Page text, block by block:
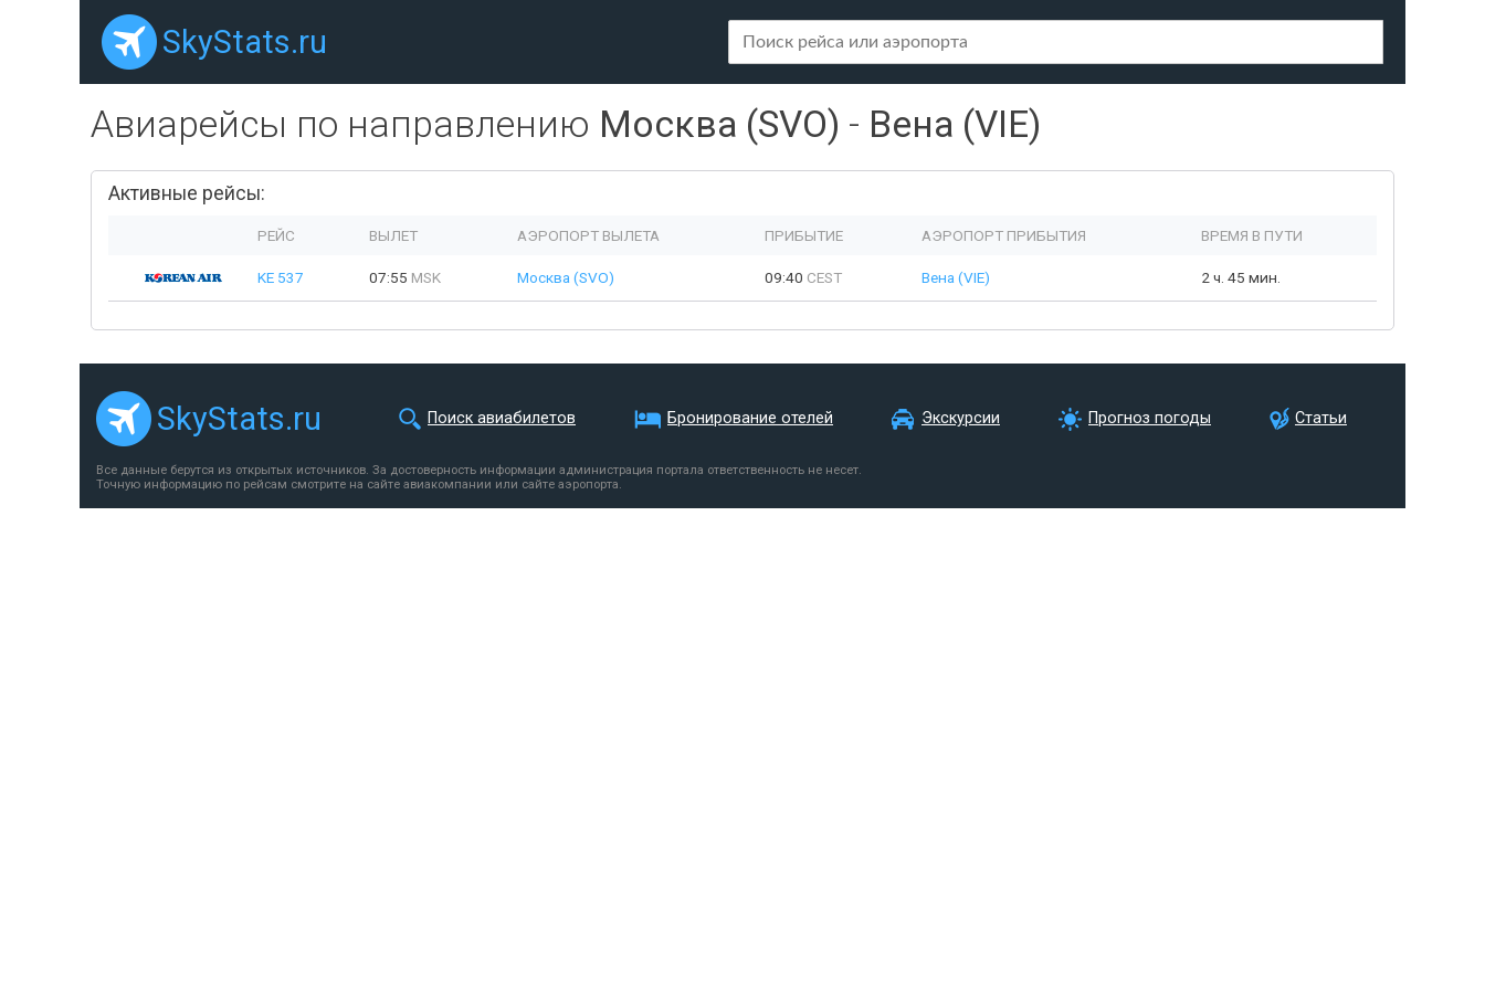
SkyStats.ru
Авиарейсы по направлению Москва (SVO) - Вена (VIE)
Активные рейсы:
РЕЙС ВЫЛЕТ АЭРОПОРТ ВЫЛЕТА ПРИБЫТИЕ АЭРОПОРТ ПРИБЫТИЯ ВРЕМЯ В ПУТИ
KE 537 07:55 MSK Москва (SVO) 09:40 CEST Вена (VIE) 2 ч. 45 мин.
SkyStats.ru Поиск авиабилетов Бронирование отелей Экскурсии Прогноз погоды Статьи
Все данные берутся из открытых источников. За достоверность информации администрация портала ответственность не несет.
Точную информацию по рейсам смотрите на сайте авиакомпании или сайте аэропорта.